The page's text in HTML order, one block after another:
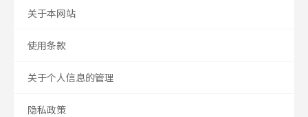
关于本网站
使用条款
关于个人信息的管理
隐私政策